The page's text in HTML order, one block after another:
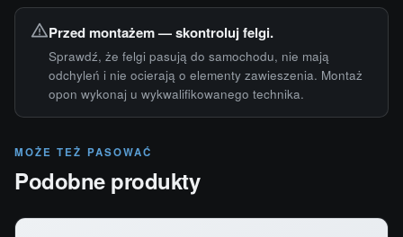
Przed montażem — skontroluj felgi.
Sprawdź, że felgi pasują do samochodu, nie mają
odchyleń i nie ocierają o elementy zawieszenia. Montaż
opon wykonaj u wykwalifikowanego technika.
MOŻE TEŻ PASOWAĆ
Podobne produkty